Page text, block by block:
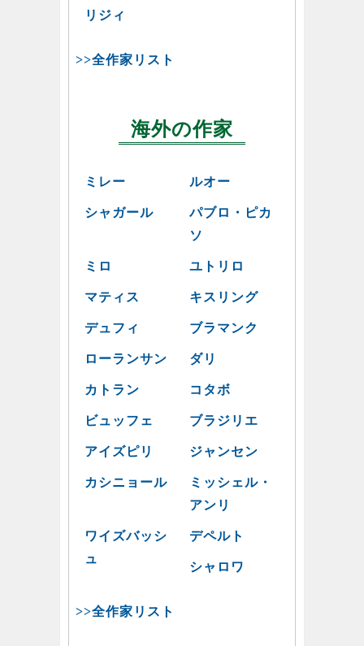
リジィ
>>全作家リスト
海外の作家
ミレー ルオー
シャガール
パブロ・ピカ
ソ
ミロ ユトリロ
マティス キスリング
デュフィ ブラマンク
ローランサン ダリ
カトラン コタボ
ビュッフェ ブラジリエ
アイズピリ ジャンセン
カシニョール
ミッシェル・
アンリ
ワイズバッシ
ュ
デペルト
シャロワ
>>全作家リスト